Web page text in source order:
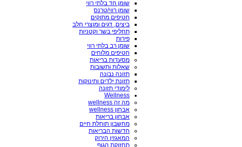
שומן חד בלתי רווי
שומן רווי/טרנס
חטיפים מתוקים
ביצים, דגים ומוצרי חלב
תחליפי בשר וקטניות
פירות
שומן רב בלתי רווי
חטיפים מלוחים
מסעדות בריאות
שאלות ותשובות
תזונה נבונה
תזונת ילדים ותינוקות
לימודי תזונה
Wellness
מה זה wellness
אבחון wellness
אבחון בריאות
מחשבון תוחלת חיים
חדשות הבריאות
המאגזין הירוק
תחזוקת הגוף